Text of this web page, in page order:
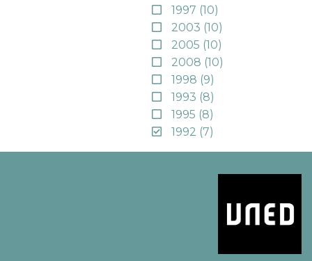
1997 (10)
2003 (10)
2005 (10)
2008 (10)
1998 (9)
1993 (8)
1995 (8)
1992 (7)